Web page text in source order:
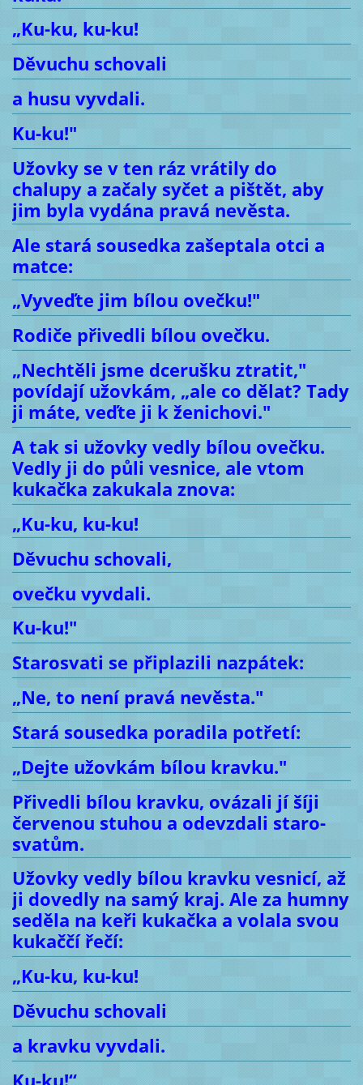
„Ku-ku, ku-ku!
Děvuchu schovali
a husu vyvdali.
Ku-ku!"
Užovky se v ten ráz vrátily do
chalupy a začaly syčet a pištět, aby
jim byla vydána pravá nevěsta.
Ale stará sousedka zašeptala otci a
matce:
„Vyveďte jim bílou ovečku!"
Rodiče přivedli bílou ovečku.
„Nechtěli jsme dcerušku ztratit,"
povídají užovkám, „ale co dělat? Tady
ji máte, veďte ji k ženichovi."
A tak si užovky vedly bílou ovečku.
Vedly ji do půli vesnice, ale vtom
kukačka zakukala znova:
„Ku-ku, ku-ku!
Děvuchu schovali,
ovečku vyvdali.
Ku-ku!"
Starosvati se připlazili nazpátek:
„Ne, to není pravá nevěsta."
Stará sousedka poradila potřetí:
„Dejte užovkám bílou kravku."
Přivedli bílou kravku, ovázali jí šíji
červenou stuhou a odevzdali staro-
svatům.
Užovky vedly bílou kravku vesnicí, až
ji dovedly na samý kraj. Ale za humny
seděla na keři kukačka a volala svou
kukaččí řečí:
„Ku-ku, ku-ku!
Děvuchu schovali
a kravku vyvdali.